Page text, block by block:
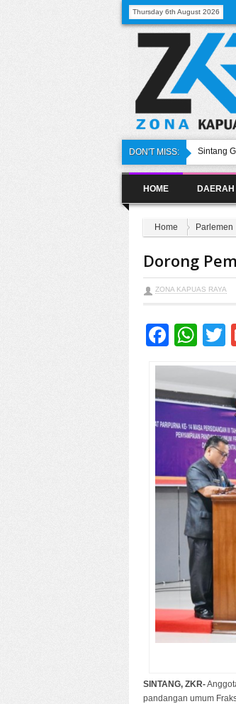
Thursday 6th August 2026
DON'T MISS:
Sintang
dalam Kota
Dorong
DPRD
Demi
Sekda
HOME DAERAH
Home Parlemen
Dorong
ZONA KAPUAS RAYA
SINTANG, ZKR-
pandangan umum